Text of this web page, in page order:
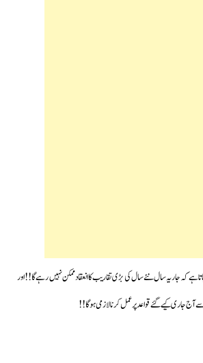
ہے کہ جاریہ سال نئے سال کی بڑی تقاریب کا انعقاد ممکن نہیں رہے گا!! اور
جاری کیے گئے قواعد پر عمل کرنا لازمی ہوگا!!